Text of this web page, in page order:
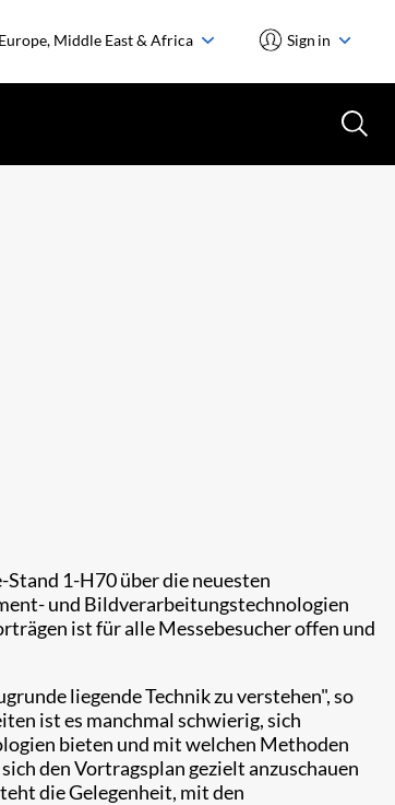
Europe, Middle East & Africa Sign in
Stand 1-H70 über die neuesten
und Bildverarbeitungstechnologien
ist für alle Messebesucher offen und
liegende Technik zu verstehen", so
ist es manchmal schwierig, sich
bieten und mit welchen Methoden
den Vortragsplan gezielt anzuschauen
die Gelegenheit, mit den